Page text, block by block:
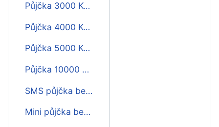
Půjčka 3000 Kč bez potvrzování příjmu
Půjčka 4000 Kč bez potvrzování příjmu
Půjčka 5000 Kč bez potvrzování příjmu
Půjčka 10000 Kč bez potvrzování příjmu
SMS půjčka bez 1 Kč a bez potvrzování příjmu
Mini půjčka bez potvrzování příjmu